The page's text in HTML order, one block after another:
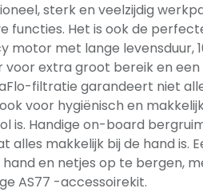
sterk en veelzijdig
functies. Het is ook de
motor met lange levensduur,
extra groot bereik en een
filtratie garandeert niet
voor hygiënisch en
is. Handige on-board
alles makkelijk bij de hand is.
en netjes op te bergen,
AS77 -accessoirekit.